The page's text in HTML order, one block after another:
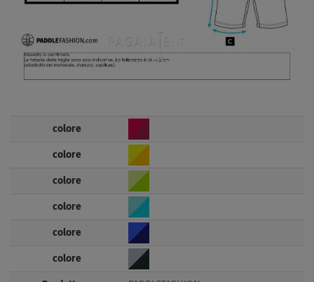
colore
colore
colore
colore
colore
colore